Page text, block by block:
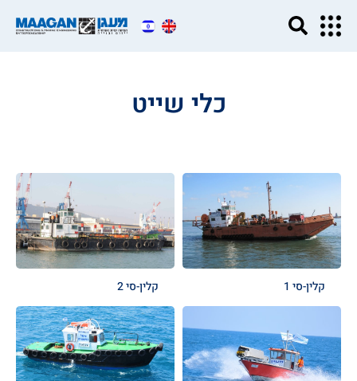
כלי שייט
קלין-סי 1 קלין-סי 2